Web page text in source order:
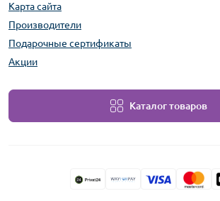
Карта сайта
Производители
Подарочные сертификаты
Акции
Каталог товаров